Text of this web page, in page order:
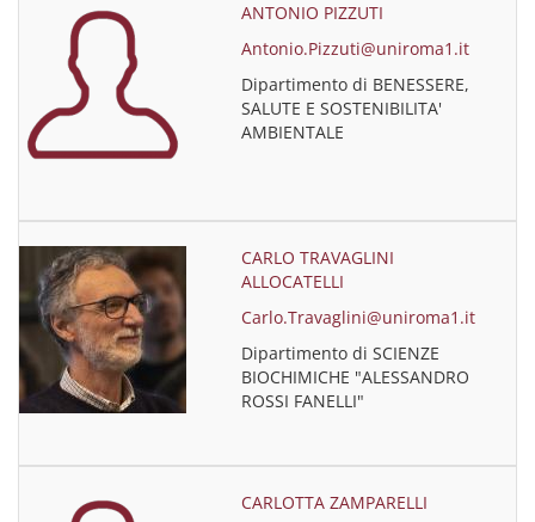
ANTONIO PIZZUTI
Antonio.Pizzuti@uniroma1.it
Dipartimento di BENESSERE,
SALUTE E SOSTENIBILITA'
AMBIENTALE
CARLO TRAVAGLINI
ALLOCATELLI
Carlo.Travaglini@uniroma1.it
Dipartimento di SCIENZE
BIOCHIMICHE "ALESSANDRO
ROSSI FANELLI"
CARLOTTA ZAMPARELLI